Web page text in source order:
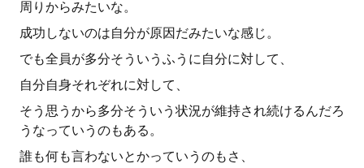
周りからみたいな。
成功しないのは自分が原因だみたいな感じ。
でも全員が多分そういうふうに自分に対して、
自分自身それぞれに対して、
そう思うから多分そういう状況が維持され続けるんだろ
うなっていうのもある。
誰も何も言わないとかっていうのもさ、